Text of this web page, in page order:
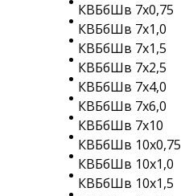
КВБбШв 7х0,75
КВБбШв 7х1,0
КВБбШв 7х1,5
КВБбШв 7х2,5
КВБбШв 7х4,0
КВБбШв 7х6,0
КВБбШв 7х10
КВБбШв 10х0,75
КВБбШв 10х1,0
КВБбШв 10х1,5